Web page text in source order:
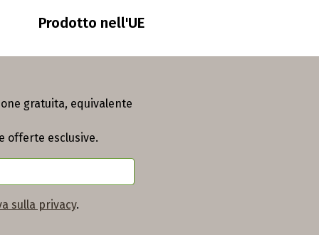
Prodotto nell'UE
gratuita, equivalente
offerte esclusive.
sulla privacy.